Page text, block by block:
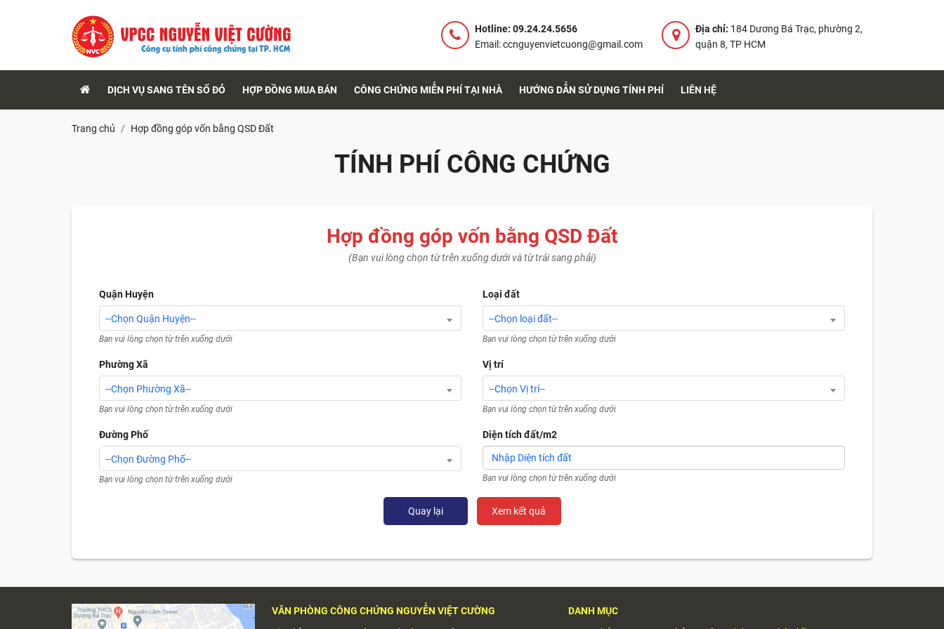
Hotline: 09.24.24.5656
Email: ccnguyenvietcuong@gmail.com
Địa chỉ: 184 Dương Bá Trạc, phường 2,
quận 8, TP HCM
DỊCH VỤ SANG TÊN SỔ ĐỎ HỢP ĐỒNG MUA BÁN CÔNG CHỨNG MIỄN PHÍ TẠI NHÀ HƯỚNG DẪN SỬ DỤNG TÍNH PHÍ LIÊN HỆ
Trang chủ Hợp đồng góp vốn bằng QSD Đất
TÍNH PHÍ CÔNG CHỨNG
Hợp đồng góp vốn bằng QSD Đất
(Bạn vui lòng chọn từ trên xuống dưới và từ trái sang phải)
Quận Huyện
--Chọn Quận Huyện--
Bạn vui lòng chọn từ trên xuống dưới
Phường Xã
--Chọn Phường Xã--
Bạn vui lòng chọn từ trên xuống dưới
Đường Phố
--Chọn Đường Phố--
Bạn vui lòng chọn từ trên xuống dưới
Loại đất
--Chọn loại đất--
Bạn vui lòng chọn từ trên xuống dưới
Vị trí
--Chọn Vị trí--
Bạn vui lòng chọn từ trên xuống dưới
Diện tích đất/m2
Bạn vui lòng chọn từ trên xuống dưới
Quay lại
VĂN PHÒNG CÔNG CHỨNG NGUYỄN VIỆT CƯỜNG
DANH MỤC